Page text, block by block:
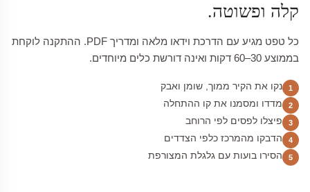
קלה ופשוטה.
כל טפט מגיע עם הדרכת וידאו מלאה ומדריך PDF. ההתקנה לוקחת
בממוצע 30–60 דקות ואינה דורשת כלים מיוחדים.
1 נקו את הקיר ממוך, שומן ואבק
2 מדדו ומסמנו את קו ההתחלה
3 פיצלו לפסים לפי הרוחב
4 הדבקו מהמרכז כלפי הצדדים
5 הסירו בועות עם גלגלת המצורפת